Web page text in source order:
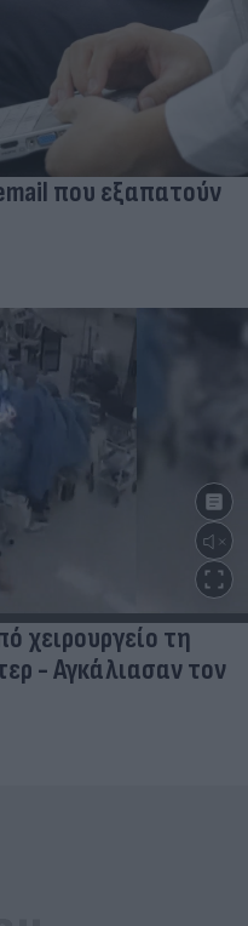
που εξαπατούν
χειρουργείο τη
- Αγκάλιασαν τον